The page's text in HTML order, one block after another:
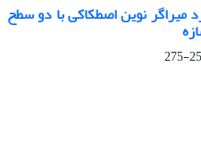
میراگر نوین اصطکاکی با دو سطح